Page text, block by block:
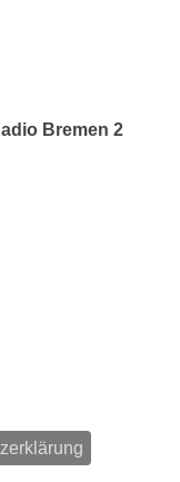
Bremen 2